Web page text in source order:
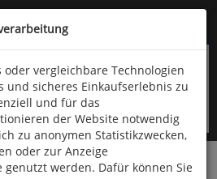
überspringen
9323-960
allgemein Zoologie
oder vergleichbare Technologien
und sicheres Einkaufserlebnis zu
und für das
der Website notwendig
zu anonymen Statistikzwecken,
oder zur Anzeige
werden. Dafür können Sie